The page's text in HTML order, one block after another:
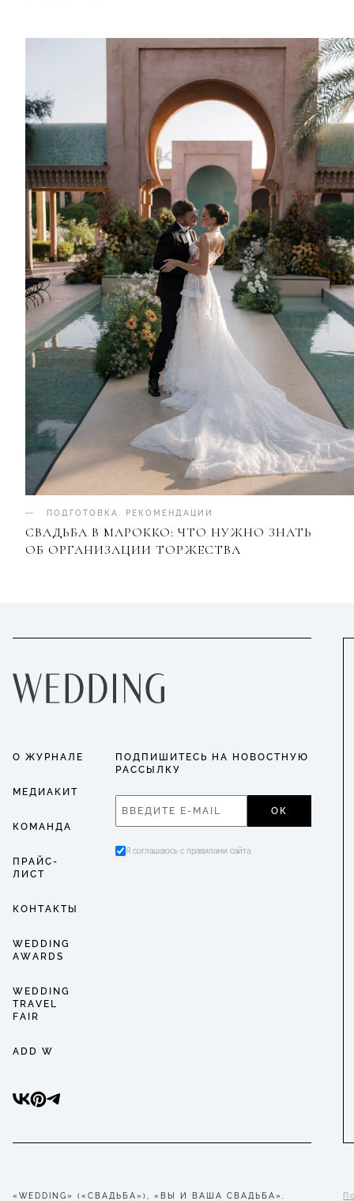
ПОДГОТОВКА. РЕКОМЕНДАЦИИ
СВАДЬБА В МАРОККО: ЧТО НУЖНО ЗНАТЬ
ОБ ОРГАНИЗАЦИИ ТОРЖЕСТВА
О ЖУРНАЛЕ
МЕДИАКИТ
КОМАНДА
ПРАЙС-
ЛИСТ
КОНТАКТЫ
WEDDING
AWARDS
WEDDING
TRAVEL
FAIR
ADD W
ПОДПИШИТЕСЬ НА НОВОСТНУЮ
РАССЫЛКУ
ОК
Я соглашаюсь с правилами сайта
«WEDDING» («СВАДЬБА»), «ВЫ И ВАША СВАДЬБА».